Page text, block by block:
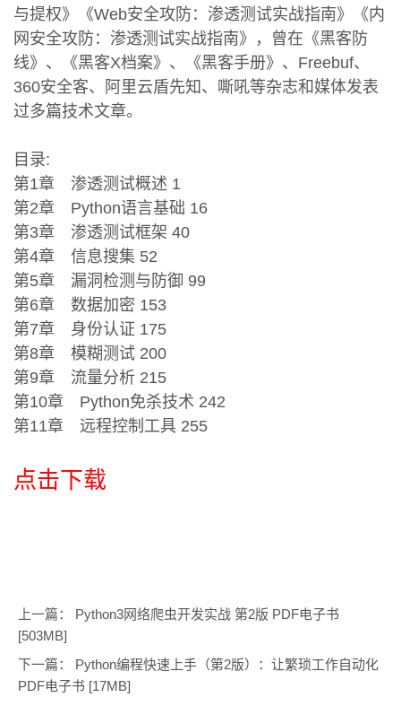
与提权》《Web安全攻防：渗透测试实战指南》《内
网安全攻防：渗透测试实战指南》，曾在《黑客防
线》、《黑客X档案》、《黑客手册》、Freebuf、
360安全客、阿里云盾先知、嘶吼等杂志和媒体发表
过多篇技术文章。
目录:
第1章 渗透测试概述 1
第2章 Python语言基础 16
第3章 渗透测试框架 40
第4章 信息搜集 52
第5章 漏洞检测与防御 99
第6章 数据加密 153
第7章 身份认证 175
第8章 模糊测试 200
第9章 流量分析 215
第10章 Python免杀技术 242
第11章 远程控制工具 255
点击下载
上一篇： Python3网络爬虫开发实战 第2版 PDF电子书
[503MB]
下一篇： Python编程快速上手（第2版）：让繁琐工作自动化
PDF电子书 [17MB]